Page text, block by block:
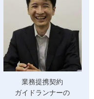
業務提携契約
ガイドランナーの